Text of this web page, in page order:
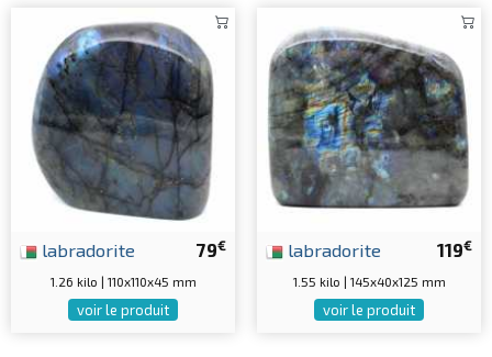
79€
labradorite
1.26 kilo | 110x110x45 mm
voir le produit
119€
labradorite
1.55 kilo | 145x40x125 mm
voir le produit